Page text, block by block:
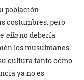
población
costumbres, pero
ellano debería
los musulmanes
cultura tanto como
ya no es